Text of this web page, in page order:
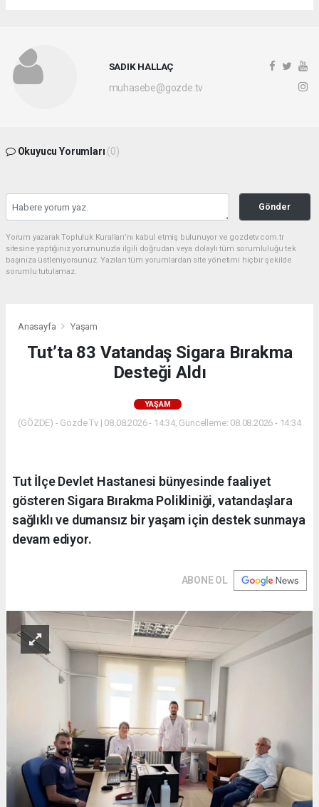
SADIK HALLAÇ
muhasebe@gozde.tv
Okuyucu Yorumları (0)
Gönder
Yorum yazarak Topluluk Kuralları’nı kabul etmiş bulunuyor ve gozdetv.com.tr
sitesine yaptığınız yorumunuzla ilgili doğrudan veya dolaylı tüm sorumluluğu tek
başınıza üstleniyorsunuz. Yazılan tüm yorumlardan site yönetimi hiçbir şekilde
sorumlu tutulamaz.
Anasayfa Yaşam
Tut’ta 83 Vatandaş Sigara Bırakma
Desteği Aldı
YAŞAM
(GÖZDE) - Gözde Tv | 08.08.2026 - 14:34, Güncelleme: 08.08.2026 - 14:34
Tut İlçe Devlet Hastanesi bünyesinde faaliyet
gösteren Sigara Bırakma Polikliniği, vatandaşlara
sağlıklı ve dumansız bir yaşam için destek sunmaya
devam ediyor.
ABONE OL